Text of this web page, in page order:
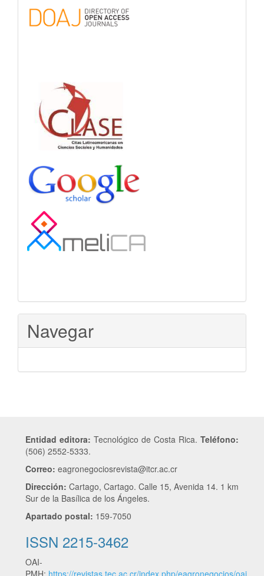
Navegar
Entidad editora: Tecnológico de Costa Rica. Teléfono:
(506) 2552-5333.
Correo: eagronegociosrevista@itcr.ac.cr
Dirección: Cartago, Cartago. Calle 15, Avenida 14. 1 km
Sur de la Basílica de los Ángeles.
Apartado postal: 159-7050
ISSN 2215-3462
OAI-
PMH: https://revistas.tec.ac.cr/index.php/eagronegocios/oai